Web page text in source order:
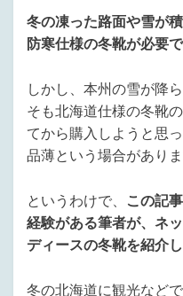
冬の凍った路面や雪が
防寒仕様の冬靴が必要
しかし、本州の雪が降
そも北海道仕様の冬靴
てから購入しようと思
品薄という場合がありま
というわけで、
この記
経験がある筆者が、ネ
ディースの冬靴を紹介し
冬の北海道に観光など